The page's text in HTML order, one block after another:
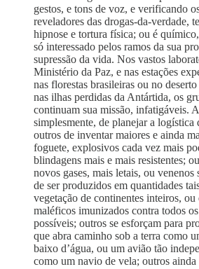
gestos, e tons de voz, e verificando
reveladores das drogas-da-verdade,
hipnose e tortura física; ou é
só interessado pelos ramos da sua
supressão da vida. Nos vastos
Ministério da Paz, e nas estações
nas florestas brasileiras ou no
nas ilhas perdidas da Antártida, os
continuam sua missão, infatigáveis.
simplesmente, de planejar a logística
outros de inventar maiores e ainda
foguete, explosivos cada vez mais
blindagens mais e mais resistentes;
novos gases, mais letais, ou venenos
de ser produzidos em quantidades
vegetação de continentes inteiros, ou
maléficos imunizados contra todos
possíveis; outros se esforçam para
que abra caminho sob a terra como
baixo d’água, ou um avião tão
como um navio de vela; outros